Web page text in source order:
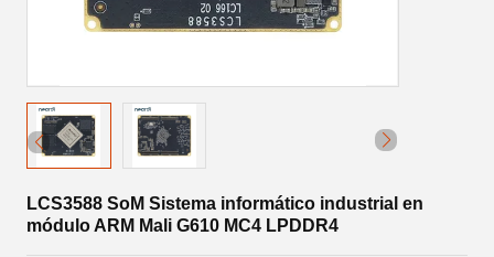
LCS3588 SoM Sistema informático industrial en
módulo ARM Mali G610 MC4 LPDDR4